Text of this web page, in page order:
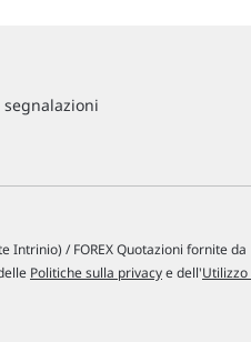
Intrinio) / FOREX Quotazioni fornite da
Politiche sulla privacye dell'